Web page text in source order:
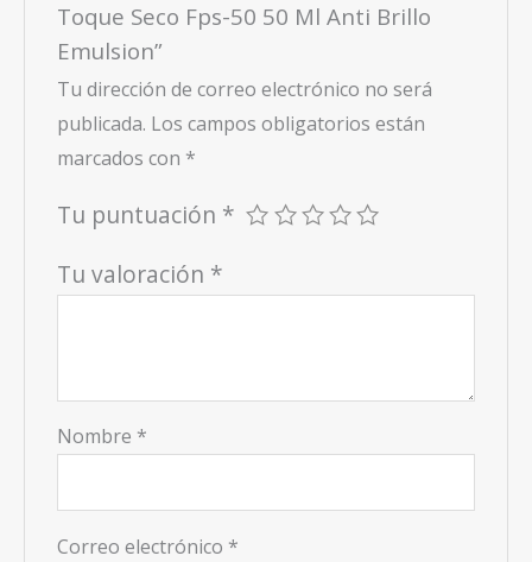
Toque Seco Fps-50 50 Ml Anti Brillo
Emulsion”
Tu dirección de correo electrónico no será
publicada. Los campos obligatorios están
marcados con *
Tu puntuación *
Tu valoración *
Nombre *
Correo electrónico *